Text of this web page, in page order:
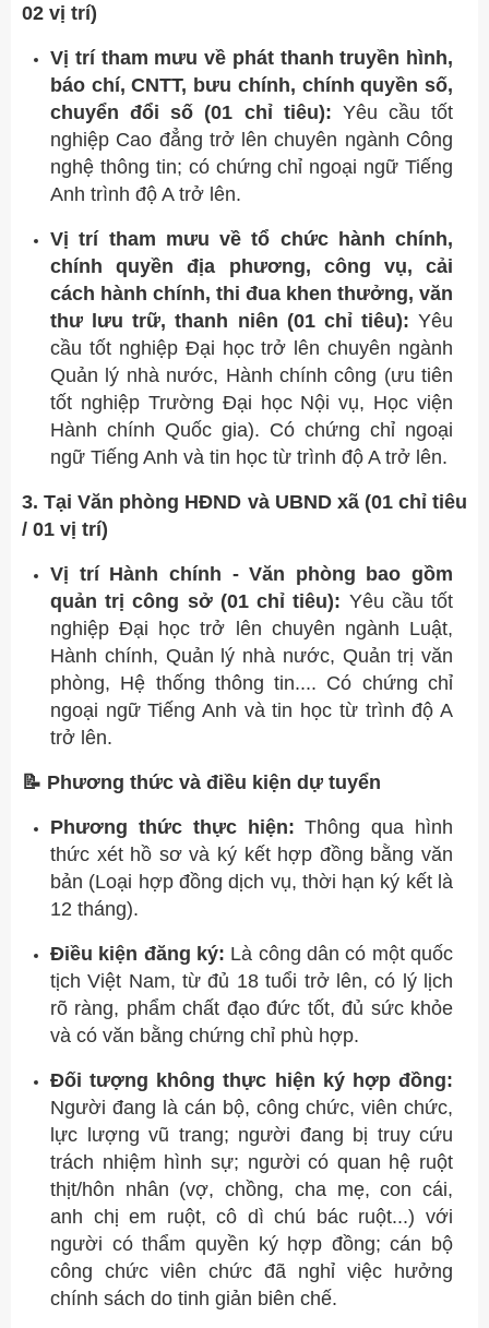
02 vị trí)
Vị trí tham mưu về phát thanh truyền hình,
báo chí, CNTT, bưu chính, chính quyền số,
chuyển đổi số (01 chỉ tiêu): Yêu cầu tốt
nghiệp Cao đẳng trở lên chuyên ngành Công
nghệ thông tin; có chứng chỉ ngoại ngữ Tiếng
Anh trình độ A trở lên.
Vị trí tham mưu về tổ chức hành chính,
chính quyền địa phương, công vụ, cải
cách hành chính, thi đua khen thưởng, văn
thư lưu trữ, thanh niên (01 chỉ tiêu): Yêu
cầu tốt nghiệp Đại học trở lên chuyên ngành
Quản lý nhà nước, Hành chính công (ưu tiên
tốt nghiệp Trường Đại học Nội vụ, Học viện
Hành chính Quốc gia). Có chứng chỉ ngoại
ngữ Tiếng Anh và tin học từ trình độ A trở lên.
3. Tại Văn phòng HĐND và UBND xã (01 chỉ tiêu
/ 01 vị trí)
Vị trí Hành chính - Văn phòng bao gồm
quản trị công sở (01 chỉ tiêu): Yêu cầu tốt
nghiệp Đại học trở lên chuyên ngành Luật,
Hành chính, Quản lý nhà nước, Quản trị văn
phòng, Hệ thống thông tin.... Có chứng chỉ
ngoại ngữ Tiếng Anh và tin học từ trình độ A
trở lên.
📝 Phương thức và điều kiện dự tuyển
Phương thức thực hiện: Thông qua hình
thức xét hồ sơ và ký kết hợp đồng bằng văn
bản (Loại hợp đồng dịch vụ, thời hạn ký kết là
12 tháng).
Điều kiện đăng ký: Là công dân có một quốc
tịch Việt Nam, từ đủ 18 tuổi trở lên, có lý lịch
rõ ràng, phẩm chất đạo đức tốt, đủ sức khỏe
và có văn bằng chứng chỉ phù hợp.
Đối tượng không thực hiện ký hợp đồng:
Người đang là cán bộ, công chức, viên chức,
lực lượng vũ trang; người đang bị truy cứu
trách nhiệm hình sự; người có quan hệ ruột
thịt/hôn nhân (vợ, chồng, cha mẹ, con cái,
anh chị em ruột, cô dì chú bác ruột...) với
người có thẩm quyền ký hợp đồng; cán bộ
công chức viên chức đã nghỉ việc hưởng
chính sách do tinh giản biên chế.